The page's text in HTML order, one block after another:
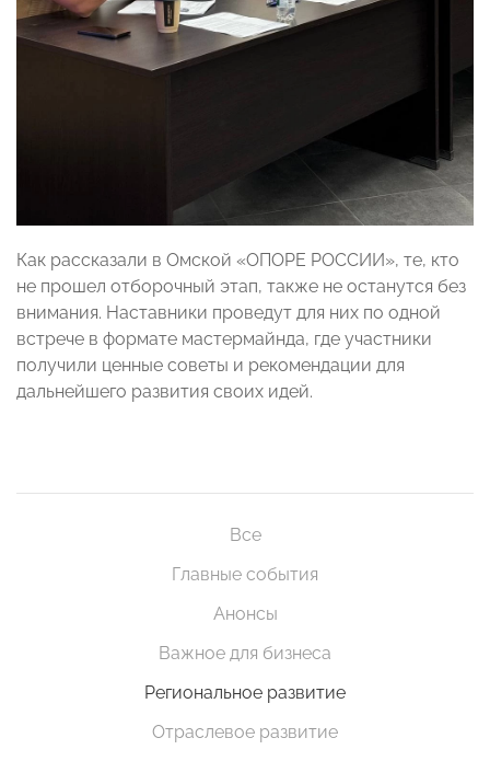
Как рассказали в Омской «ОПОРЕ РОССИИ», те, кто
не прошел отборочный этап, также не останутся без
внимания. Наставники проведут для них по одной
встрече в формате мастермайнда, где участники
получили ценные советы и рекомендации для
дальнейшего развития своих идей.
Все
Главные события
Анонсы
Важное для бизнеса
Региональное развитие
Отраслевое развитие